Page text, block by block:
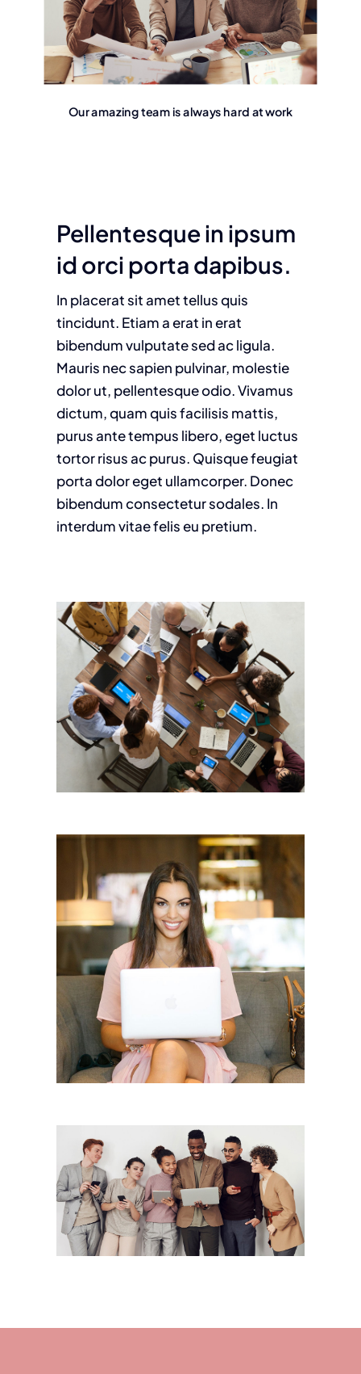
Our amazing team is always hard at work
Pellentesque in ipsum
id orci porta dapibus.
In placerat sit amet tellus quis
tincidunt. Etiam a erat in erat
bibendum vulputate sed ac ligula.
Mauris nec sapien pulvinar, molestie
dolor ut, pellentesque odio. Vivamus
dictum, quam quis facilisis mattis,
purus ante tempus libero, eget luctus
tortor risus ac purus. Quisque feugiat
porta dolor eget ullamcorper. Donec
bibendum consectetur sodales. In
interdum vitae felis eu pretium.